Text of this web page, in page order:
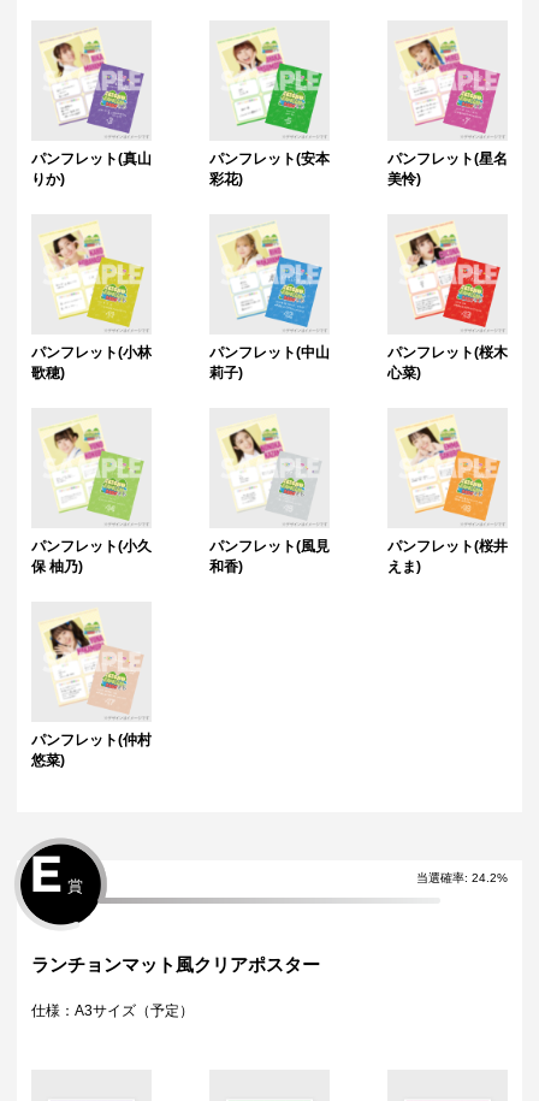
パンフレット(真山
りか)
パンフレット(安本
彩花)
パンフレット(星名
美怜)
パンフレット(小林
歌穂)
パンフレット(中山
莉子)
パンフレット(桜木
心菜)
パンフレット(小久
保 柚乃)
パンフレット(風見
和香)
パンフレット(桜井
えま)
パンフレット(仲村
悠菜)
当選確率: 24.2%
E 賞
ランチョンマット風クリアポスター
仕様：A3サイズ（予定）